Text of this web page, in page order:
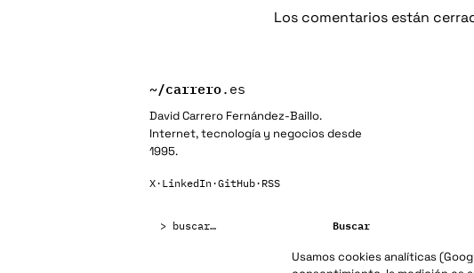
Los comentarios están
~/carrero.es
David Carrero Fernández-Baillo.
Internet, tecnología y negocios desde
1995.
X· LinkedIn·GitHub· RSS
Buscar
Usamos cookies analíticas